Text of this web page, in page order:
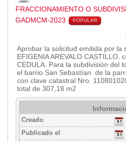
FRACCIONAMIENTO O
GADMCM-2023
POPULAR
Aprobar la solicitud emitida por la
EFIGENIA AREVALO CASTILLO,
CEDULA. Para la subdivisión del
el barrio San Sebastían de la
con clave catastral Nro.
total de 307,18 m2
Creado
Publicado el
Empresa Pública de Vivienda
2021
2015
CPCCS
GAD Macará
Empresa Pública de Vivienda
P.A.C. - P.O.A.
P.D.L - P.D.O.T.